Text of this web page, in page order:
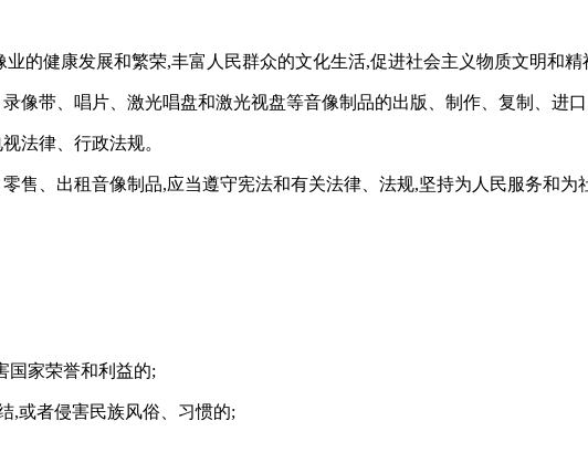
的健康发展和繁荣,丰富人民群众的文化生活,促进社会主义物质文明和精
像带、唱片、激光唱盘和激光视盘等音像制品的出版、制作、复制、进口
法律、行政法规。
售、出租音像制品,应当遵守宪法和有关法律、法规,坚持为人民服务和
国家荣誉和利益的;
,或者侵害民族风俗、习惯的;